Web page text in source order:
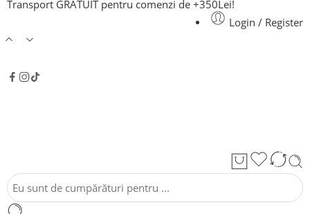
Transport GRATUIT pentru comenzi de +350Lei!
Login / Register